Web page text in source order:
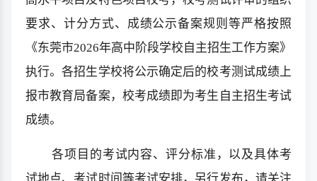
要求、计分方式、成绩公示备案规则等严格按照
《东莞市2026年高中阶段学校自主招生工作方案》
执行。各招生学校将公示确定后的校考测试成绩上
报市教育局备案，校考成绩即为考生自主招生考试
成绩。
各项目的考试内容、评分标准，以及具体考